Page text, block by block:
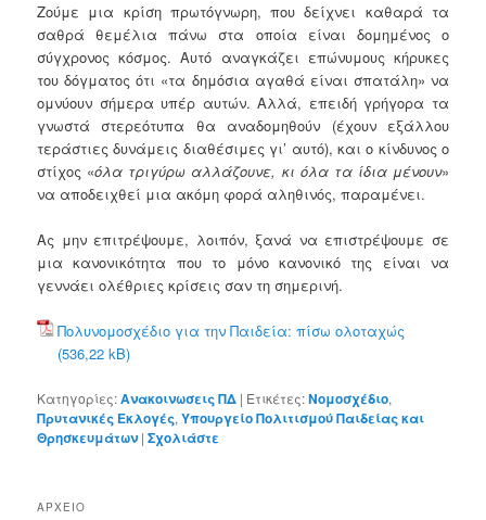
Ζούμε μια κρίση πρωτόγνωρη, που δείχνει καθαρά τα
σαθρά θεμέλια πάνω στα οποία είναι δομημένος ο
σύγχρονος κόσμος. Αυτό αναγκάζει επώνυμους κήρυκες
του δόγματος ότι «τα δημόσια αγαθά είναι σπατάλη» να
ομνύουν σήμερα υπέρ αυτών. Αλλά, επειδή γρήγορα τα
γνωστά στερεότυπα θα αναδομηθούν (έχουν εξάλλου
τεράστιες δυνάμεις διαθέσιμες γι’ αυτό), και ο κίνδυνος ο
στίχος «όλα τριγύρω αλλάζουνε, κι όλα τα ίδια μένουν»
να αποδειχθεί μια ακόμη φορά αληθινός, παραμένει.
Ας μην επιτρέψουμε, λοιπόν, ξανά να επιστρέψουμε σε
μια κανονικότητα που το μόνο κανονικό της είναι να
γεννάει ολέθριες κρίσεις σαν τη σημερινή.
Πολυνομοσχέδιο για την Παιδεία: πίσω ολοταχώς
Κατηγορίες:Ανακοινωσεις ΠΔ | Ετικέτες:Νομοσχέδιο,
Πρυτανικές Εκλογές,Υπουργείο Πολιτισμού Παιδείας και
Θρησκευμάτων |Σχολιάστε
ΑΡΧΕΊΟ